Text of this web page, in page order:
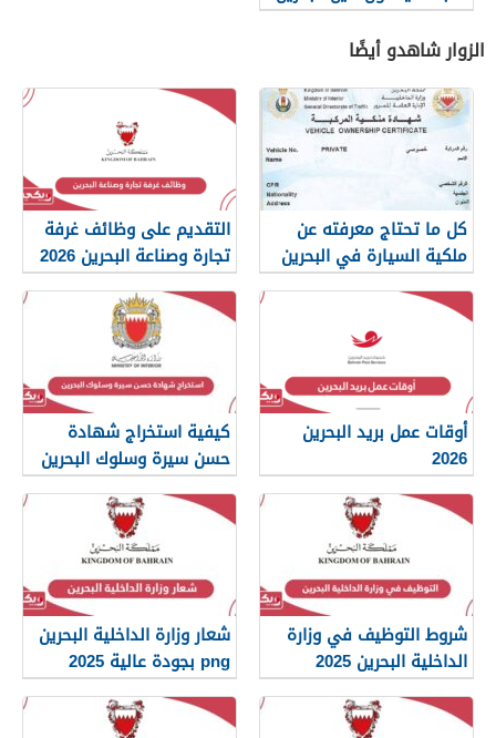
الزوار شاهدو أيضًا
كل ما تحتاج معرفته عن
ملكية السيارة في البحرين
التقديم على وظائف غرفة
تجارة وصناعة البحرين 2026
أوقات عمل بريد البحرين
2026
كيفية استخراج شهادة
حسن سيرة وسلوك البحرين
2026
شروط التوظيف في وزارة
الداخلية البحرين 2025
شعار وزارة الداخلية البحرين
png بجودة عالية 2025